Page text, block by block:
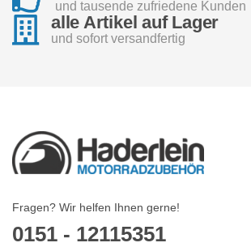
und tausende zufriedene Kunden
alle Artikel auf Lager
und sofort versandfertig
Fragen? Wir helfen Ihnen gerne!
0151 - 12115351